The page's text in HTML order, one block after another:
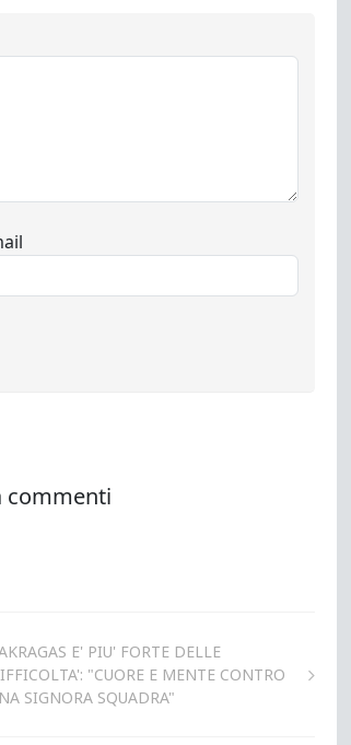
E' PIU' FORTE DELLE
"CUORE E MENTE CONTRO
SIGNORA SQUADRA"